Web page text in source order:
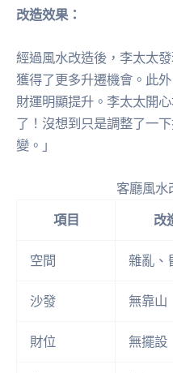
改造效果：
經過風水改造後，李太太
獲得了更多升遷機會。此
財運明顯提升。李太太開
了！沒想到只是調整了一
變。」
客廳風水
項目
改
空間 雜亂、
沙發 無靠山
財位 無擺設